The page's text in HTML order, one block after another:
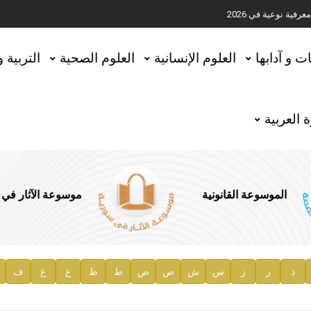
نوعية في 2026
و آدابها العلوم الإنسانية العلوم الصحية
العربية
الموسوعة القانونية موسوعة الآثار
ذ ر ز س ش ص ض ط ظ ع غ ف